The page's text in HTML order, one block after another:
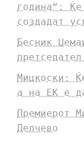
година“:
создадат
Бесник
Мицкоски:
а на ЕК е
Премиерот
Делчево